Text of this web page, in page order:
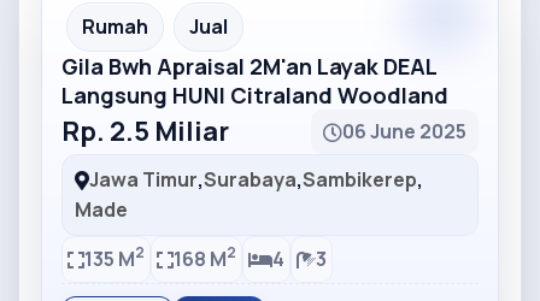
Partner Ad
Rumah Jual
Gila Bwh Apraisal 2M'an Layak DEAL
Langsung HUNI Citraland Woodland
Rp. 2.5 Miliar
06 June 2025
Jawa Timur,Surabaya,Sambikerep,
Made
135 M2 168 M2 4 3